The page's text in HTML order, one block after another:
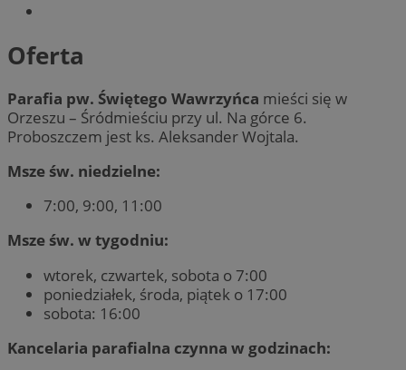
Oferta
Parafia pw. Świętego Wawrzyńca mieści się w
Orzeszu – Śródmieściu przy ul. Na górce 6.
Proboszczem jest ks. Aleksander Wojtala.
Msze św. niedzielne:
7:00, 9:00, 11:00
Msze św. w tygodniu:
wtorek, czwartek, sobota o 7:00
poniedziałek, środa, piątek o 17:00
sobota: 16:00
Kancelaria parafialna czynna w godzinach: